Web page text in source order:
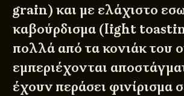
grain) και με ελάχιστο
καβούρδισμα (light
πολλά από τα κονιάκ του
εμπεριέχονται
έχουν περάσει φινίρισμα